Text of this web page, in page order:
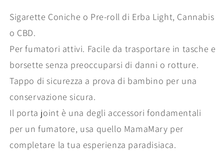
Sigarette Coniche o Pre-roll di Erba Light, Cannabis
o CBD.
Per fumatori attivi. Facile da trasportare in tasche e
borsette senza preoccuparsi di danni o rotture.
Tappo di sicurezza a prova di bambino per una
conservazione sicura.
Il porta joint è una degli accessori fondamentali
per un fumatore, usa quello MamaMary per
completare la tua esperienza paradisiaca.